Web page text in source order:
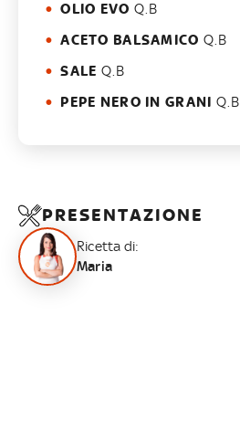
OLIO EVO Q.B
ACETO BALSAMICO Q.B
SALE Q.B
PEPE NERO IN GRANI Q.B
PRESENTAZIONE
Ricetta di:
Maria